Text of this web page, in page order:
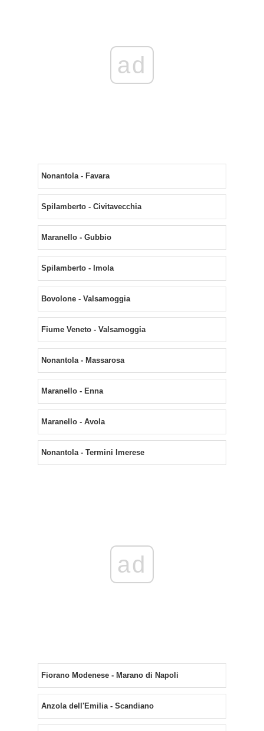
ad
Nonantola - Favara
Spilamberto - Civitavecchia
Maranello - Gubbio
Spilamberto - Imola
Bovolone - Valsamoggia
Fiume Veneto - Valsamoggia
Nonantola - Massarosa
Maranello - Enna
Maranello - Avola
Nonantola - Termini Imerese
ad
Fiorano Modenese - Marano di Napoli
Anzola dell'Emilia - Scandiano